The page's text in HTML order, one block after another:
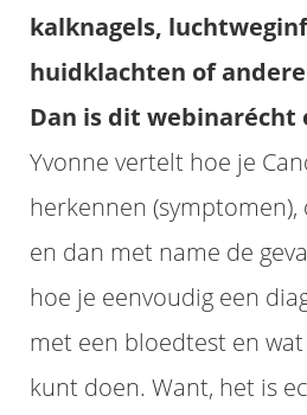
kalknagels,
huidklachten of
Dan is dit webinarécht
Yvonne vertelt hoe je
herkennen
en dan met name de
hoe je eenvoudig een
met een bloedtest en
kunt doen. Want, het is